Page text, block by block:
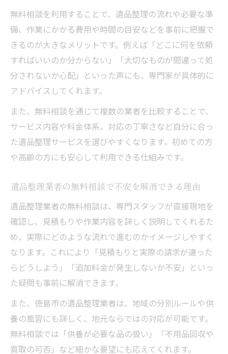
無料相談を利用することで、遺品整理の流れや必要な準
備、作業にかかる費用や時間の目安などを事前に把握で
きるのが大きなメリットです。例えば「どこに何を依頼
すればいいのか分からない」「大切なものが間違って処
分されないか心配」といった声にも、専門家が具体的に
アドバイスしてくれます。
また、無料相談を通じて複数の業者を比較することで、
サービス内容や料金体系、対応の丁寧さなど自分に合っ
た遺品整理サービスを選びやすくなります。初めての方
や高齢の方にも安心して利用できる仕組みです。
遺品整理業者の無料相談で不安を解消できる理由
遺品整理業者の無料相談は、専門スタッフが直接現地を
確認し、見積もりや作業内容を詳しく説明してくれるた
め、実際にどのような流れで進むのかイメージしやすく
なります。これにより「見積もりと実際の請求が違った
らどうしよう」「追加料金が発生しないか不安」といっ
た疑問も事前に解消できます。
また、徳島市の遺品整理業者は、地域の分別ルールや供
養の風習にも詳しく、地元ならではの対応が可能です。
無料相談では「供養が必要な品の扱い」「不用品回収や
買取の可否」など細かな要望にも応えてくれます。